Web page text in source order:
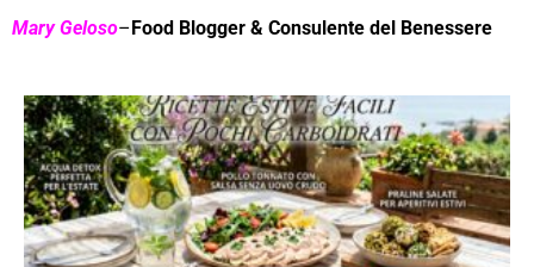
Mary Geloso–Food Blogger & Consulente del Benessere